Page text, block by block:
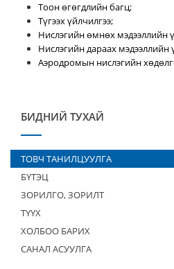
Тоон өгөгдлийн багц;
Түгээх үйлчилгээ;
Нислэгийн өмнөх мэдээллийн
Нислэгийн дараах мэдээллийн
Аэродромын нислэгийн
БИДНИЙ ТУХАЙ
ТОВЧ ТАНИЛЦУУЛГА
БҮТЭЦ
ЗОРИЛГО, ЗОРИЛТ
ТҮҮХ
ХОЛБОО БАРИХ
САНАЛ АСУУЛГА